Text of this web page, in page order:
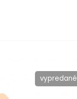
vypredané